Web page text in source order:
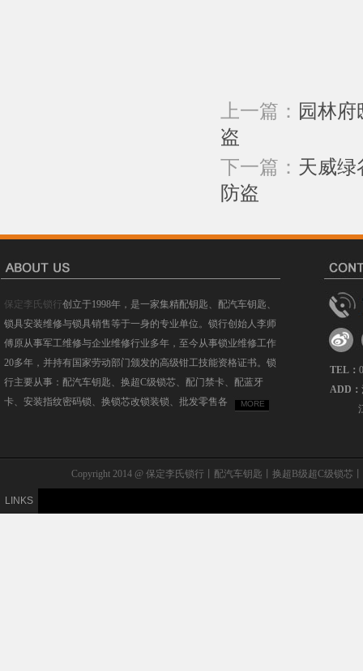
上一篇： 园林
盗
下一篇： 天威绿
防盗
保定李氏锁行创立于1998年，是一家集精配钥匙、配汽车钥匙、
锁具安装维修与锁具销售等于一身的专业单位。锁行创始人李师
傅原从事军工维修与企业维修行业多年，至今从事锁业维修工作
20多年，并持有国家劳动部门颁发的高级钳工技能资格证书。锁
行主要从事：配汽车钥匙、换超C级锁芯、配门禁卡、配蓝牙
卡、安装指纹密码锁、换锁芯改锁装锁、批发零售各
MORE
TEL：
ADD：
Copyright 2014 @ 保定李氏锁行丨配汽车钥匙丨换超B级超C级锁
LINKS